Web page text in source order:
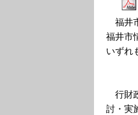
福井
福井市
いずれ
行財
討・実